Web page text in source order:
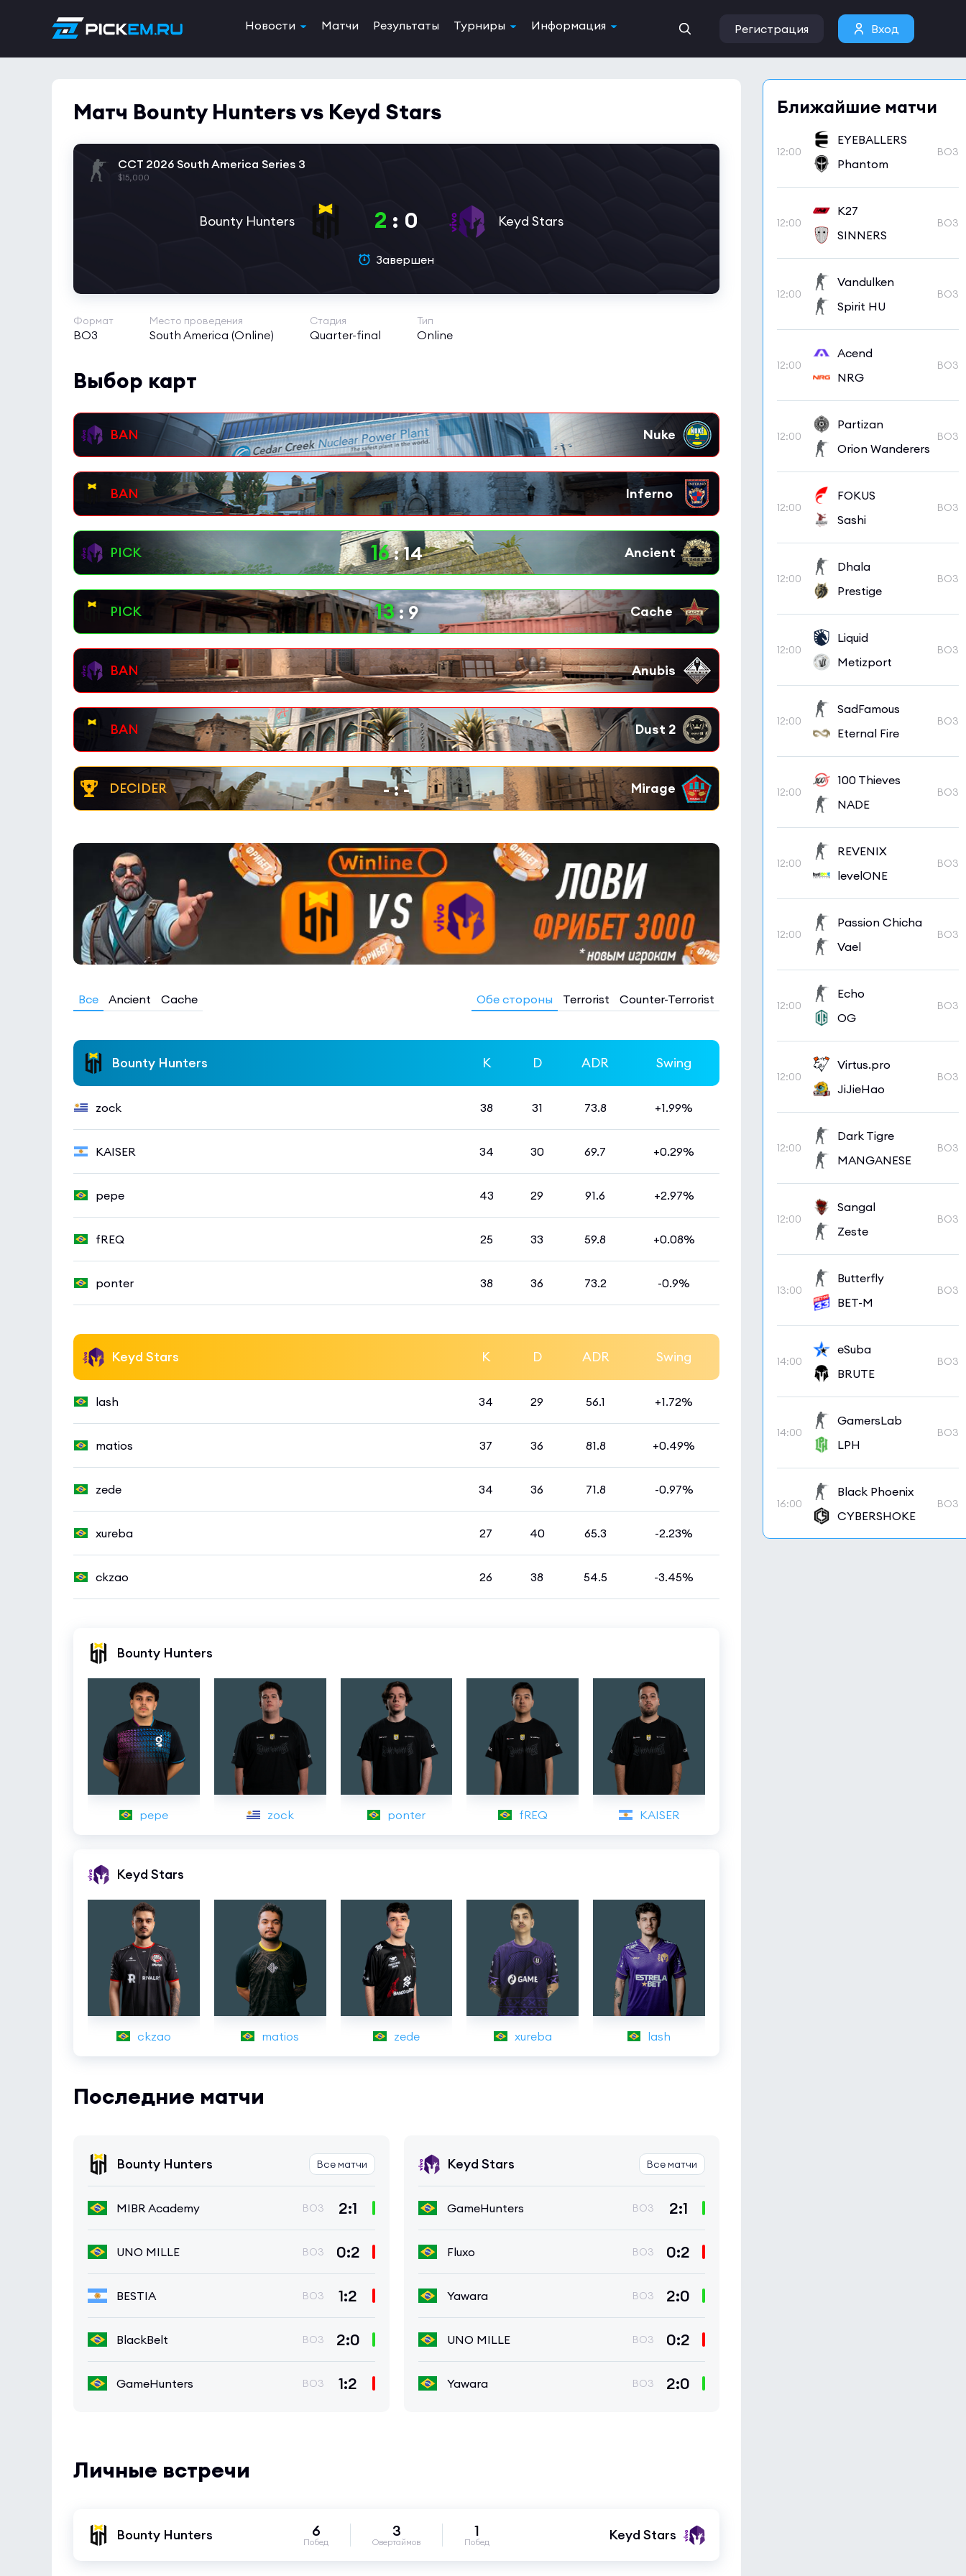
Новости Матчи Результаты Турниры Информация Регистрация Вход
Матч Bounty Hunters vs Keyd Stars
CCT 2026 South America Series 3
$15,000
Bounty Hunters 2 : 0 Keyd Stars
Завершен
Формат
BO3
Место проведения
South America (Online)
Стадия
Quarter-final
Тип
Online
Выбор карт
16:14
13:9
-:-
Все Ancient Cache Обе стороны Terrorist Counter-Terrorist
Bounty Hunters K D ADR Swing
zock 38 31 73.8 +1.99%
KAISER 34 30 69.7 +0.29%
pepe 43 29 91.6 +2.97%
fREQ 25 33 59.8 +0.08%
ponter 38 36 73.2 -0.9%
Keyd Stars K D ADR Swing
lash 34 29 56.1 +1.72%
matios 37 36 81.8 +0.49%
zede 34 36 71.8 -0.97%
xureba 27 40 65.3 -2.23%
ckzao 26 38 54.5 -3.45%
Bounty Hunters
pepe zock ponter fREQ KAISER
Keyd Stars
ckzao matios zede xureba lash
Последние матчи
Bounty Hunters Все матчи
MIBR Academy BO3 2:1
UNO MILLE BO3 0:2
BESTIA BO3 1:2
BlackBelt BO3 2:0
GameHunters BO3 1:2
Keyd Stars Все матчи
GameHunters BO3 2:1
Fluxo BO3 0:2
Yawara BO3 2:0
UNO MILLE BO3 0:2
Yawara BO3 2:0
Личные встречи
Bounty Hunters 6
Побед
3
Овертаймов
1
Побед Keyd Stars
Ближайшие матчи
12:00
EYEBALLERS
Phantom
BO3
12:00
K27
SINNERS
BO3
12:00
Vandulken
Spirit HU
BO3
12:00
Acend
NRG
BO3
12:00
Partizan
Orion Wanderers
BO3
12:00
FOKUS
Sashi
BO3
12:00
Dhala
Prestige
BO3
12:00
Liquid
Metizport
BO3
12:00
SadFamous
Eternal Fire
BO3
12:00
100 Thieves
NADE
BO3
12:00
REVENIX
levelONE
BO3
12:00
Passion Chicha
Vael
BO3
12:00
Echo
OG
BO3
12:00
Virtus.pro
JiJieHao
BO3
12:00
Dark Tigre
MANGANESE
BO3
12:00
Sangal
Zeste
BO3
13:00
Butterfly
BET-M
BO3
14:00
eSuba
BRUTE
BO3
14:00
GamersLab
LPH
BO3
16:00
Black Phoenix
CYBERSHOKE
BO3